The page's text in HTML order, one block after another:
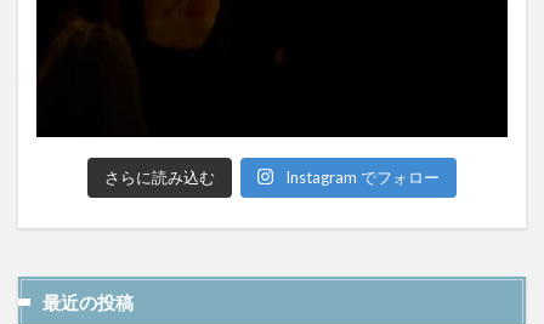
さらに読み込む Instagram でフォロー
最近の投稿